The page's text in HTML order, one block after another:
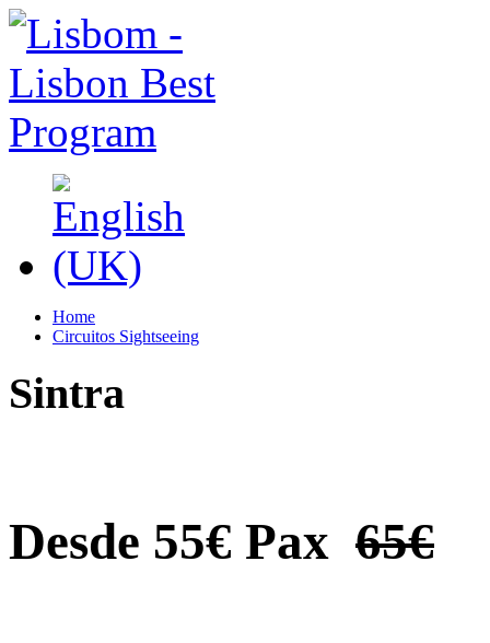
Home
Circuitos Sightseeing
Sintra
Desde 55€ Pax 65€